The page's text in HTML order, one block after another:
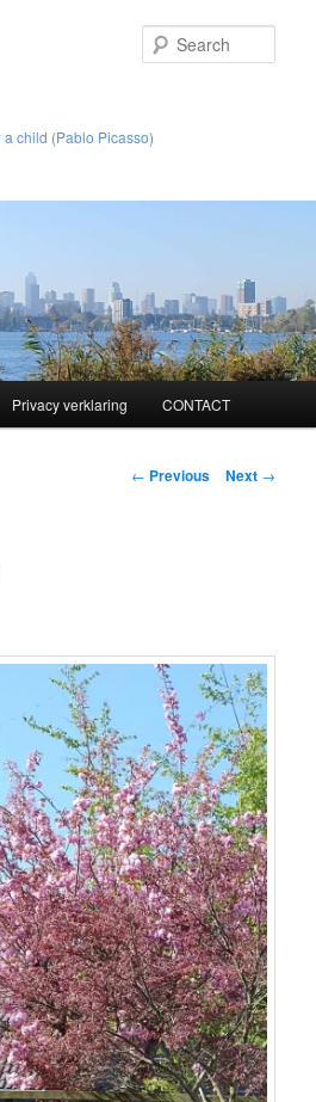
child (Pablo Picasso)
Privacy verklaring CONTACT
Post
← Previous Next →